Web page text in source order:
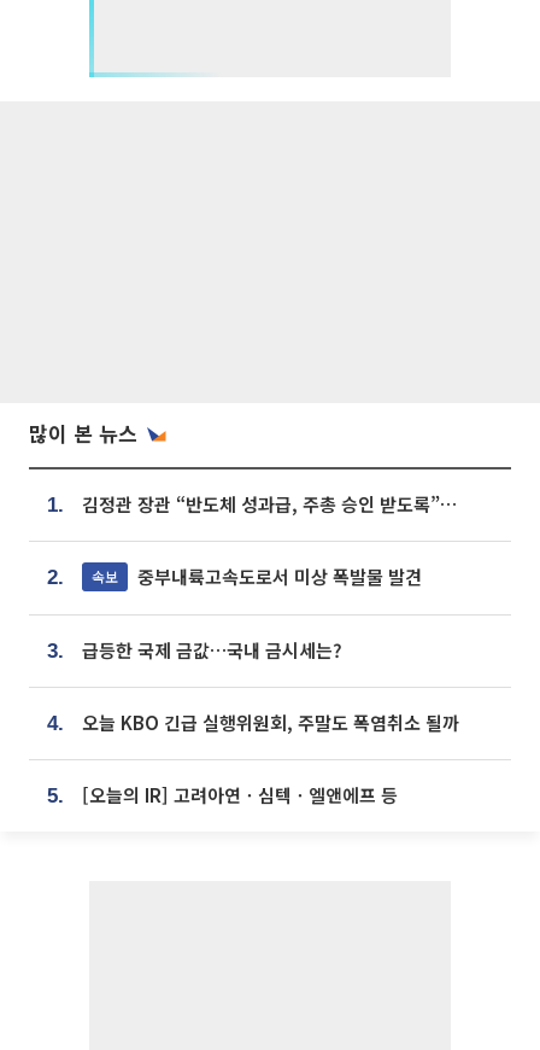
많이 본 뉴스
1. 김정관 장관 “반도체 성과급, 주총 승인 받도록”…상법·자본시장법 개정 시사
2. 속보 중부내륙고속도로서 미상 폭발물 발견
3. 급등한 국제 금값…국내 금시세는?
4. 오늘 KBO 긴급 실행위원회, 주말도 폭염취소 될까
5. [오늘의 IR] 고려아연ㆍ심텍ㆍ엘앤에프 등